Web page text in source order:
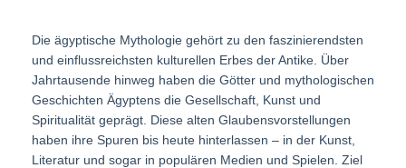
Die ägyptische Mythologie gehört zu den faszinierendsten
und einflussreichsten kulturellen Erbes der Antike. Über
Jahrtausende hinweg haben die Götter und mythologischen
Geschichten Ägyptens die Gesellschaft, Kunst und
Spiritualität geprägt. Diese alten Glaubensvorstellungen
haben ihre Spuren bis heute hinterlassen – in der Kunst,
Literatur und sogar in populären Medien und Spielen. Ziel